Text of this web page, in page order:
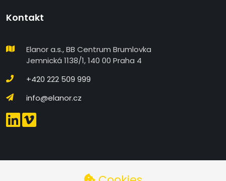
DETAILNÍ NASTAVENÍ COOKIES
Kontakt
Elanor a.s., BB Centrum Brumlovka
Jemnická 1138/1, 140 00 Praha 4
+420 222 509 999
info@elanor.cz